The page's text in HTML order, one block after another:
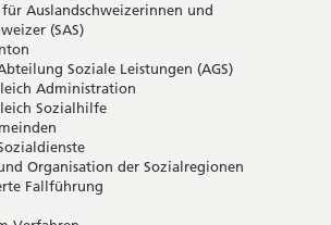
Auslandschweizerinnen und
(SAS)
Soziale Leistungen (AGS)
Administration
Sozialhilfe
Organisation der Sozialregionen
Fallführung